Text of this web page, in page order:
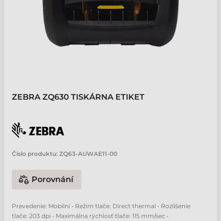
ZEBRA ZQ630 TISKÁRNA ETIKET
Číslo produktu: ZQ63-AUWAE11-00
Porovnání
Prevedenie: Mobilní • Režim tlače: Direct thermal • Rozlíšenie
tlače: 203 dpi • Maximálna rýchlosť tlače: 115 mm/sec •